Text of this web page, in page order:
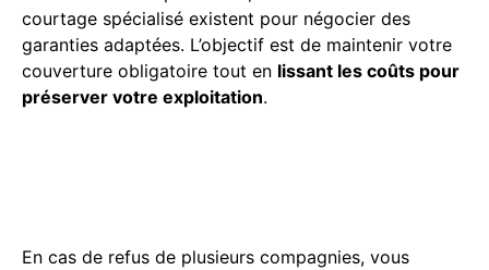
courtage spécialisé existent pour négocier des
garanties adaptées. L’objectif est de maintenir votre
couverture obligatoire tout en lissant les coûts pour
préserver votre exploitation.
En cas de refus de plusieurs compagnies, vous